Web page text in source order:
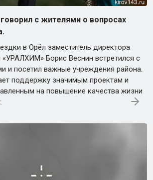
с жителями о вопросах
в Орёл заместитель директора
Борис Веснин встретился с
и посетил важные учреждения района.
поддержку значимым проектам и
на повышение качества жизни